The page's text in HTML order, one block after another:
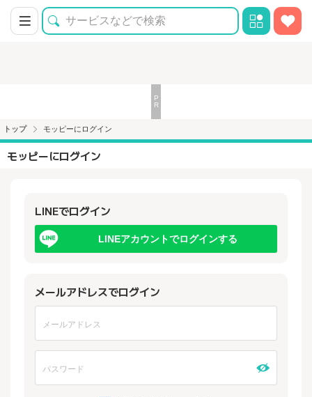
トップ モッピーにログイン
モッピーにログイン
LINEでログイン
LINEアカウントでログインする
メールアドレスでログイン